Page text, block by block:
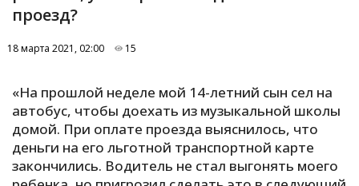
А
Б
П
проезд?
18 марта 2021, 02:00 15
«На прошлой неделе мой 14-летний сын сел на
автобус, чтобы доехать из музыкальной школы
домой. При оплате проезда выяснилось, что
деньги на его льготной транспортной карте
закончились. Водитель не стал выгонять моего